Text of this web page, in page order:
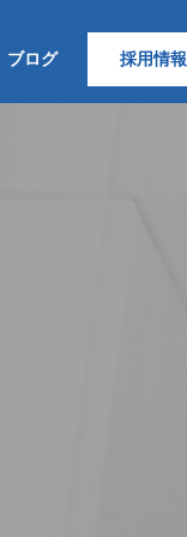
ブログ 採用情報